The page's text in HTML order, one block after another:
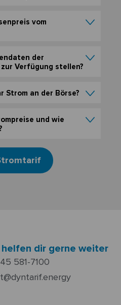
vom
der
Verfügung stellen?
Strom an der Börse?
und wie
helfen dir gerne weiter
581-7100